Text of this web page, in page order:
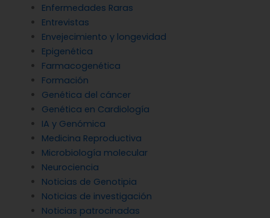
Enfermedades Raras
Entrevistas
Envejecimiento y longevidad
Epigenética
Farmacogenética
Formación
Genética del cáncer
Genética en Cardiología
IA y Genómica
Medicina Reproductiva
Microbiología molecular
Neurociencia
Noticias de Genotipia
Noticias de investigación
Noticias patrocinadas